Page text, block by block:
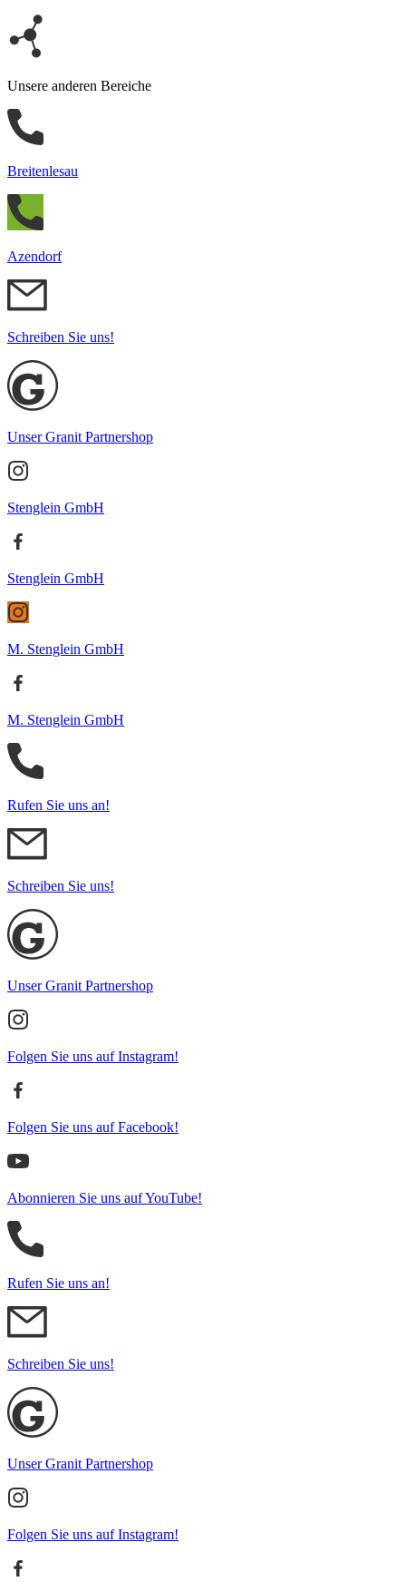
Unsere anderen Bereiche
Breitenlesau
Azendorf
Schreiben Sie uns!
Unser Granit Partnershop
Stenglein GmbH
Stenglein GmbH
M. Stenglein GmbH
M. Stenglein GmbH
Rufen Sie uns an!
Schreiben Sie uns!
Unser Granit Partnershop
Folgen Sie uns auf Instagram!
Folgen Sie uns auf Facebook!
Abonnieren Sie uns auf YouTube!
Rufen Sie uns an!
Schreiben Sie uns!
Unser Granit Partnershop
Folgen Sie uns auf Instagram!